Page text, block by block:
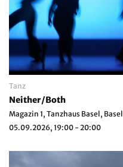
Tanz
Neither/Both
Magazin 1, Tanzhaus Basel, Basel
05.09.2026, 19:00 - 20:00